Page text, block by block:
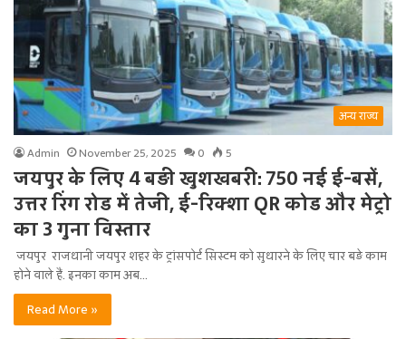
अन्य राज्य
Admin November 25, 2025 0 5
जयपुर के लिए 4 बड़ी खुशखबरी: 750 नई ई-बसें,
उत्तर रिंग रोड में तेजी, ई-रिक्शा QR कोड और मेट्रो
का 3 गुना विस्तार
जयपुर राजधानी जयपुर शहर के ट्रांसपोर्ट सिस्टम को सुधारने के लिए चार बड़े काम
होने वाले हैं. इनका काम अब…
Read More »